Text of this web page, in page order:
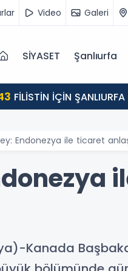
Video Galeri
SİYASET Şanlıurfa
FİLİSTİN İÇİN
Endonezya ile ticaret
Kanada